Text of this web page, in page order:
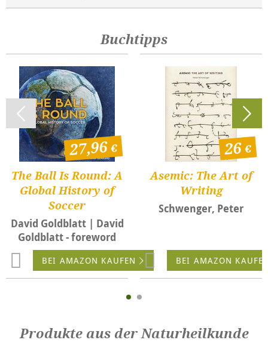
Buchtipps
The Ball Is Round: A
Global History of
Soccer
David Goldblatt | David
Goldblatt - foreword
27,96
BEI AMAZON KAUFEN
Asemic: The Art of
Writing
Schwenger, Peter
26
BEI AMAZON
Produkte aus der Naturheilkunde